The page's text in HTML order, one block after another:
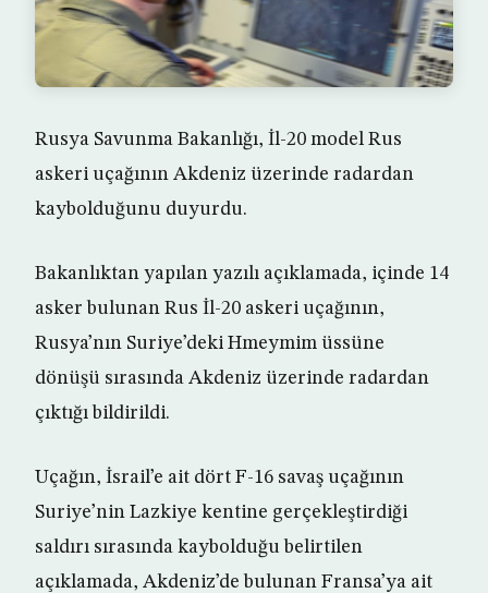
Rusya Savunma Bakanlığı, İl-20 model Rus
askeri uçağının Akdeniz üzerinde radardan
kaybolduğunu duyurdu.
Bakanlıktan yapılan yazılı açıklamada, içinde 14
asker bulunan Rus İl-20 askeri uçağının,
Rusya’nın Suriye’deki Hmeymim üssüne
dönüşü sırasında Akdeniz üzerinde radardan
çıktığı bildirildi.
Uçağın, İsrail’e ait dört F-16 savaş uçağının
Suriye’nin Lazkiye kentine gerçekleştirdiği
saldırı sırasında kaybolduğu belirtilen
açıklamada, Akdeniz’de bulunan Fransa’ya ait